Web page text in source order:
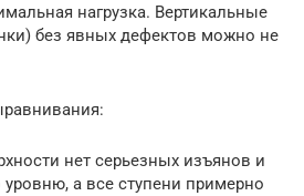
нагрузка. Вертикальные
без явных дефектов можно не
нет серьезных изъянов и
а все ступени примерно